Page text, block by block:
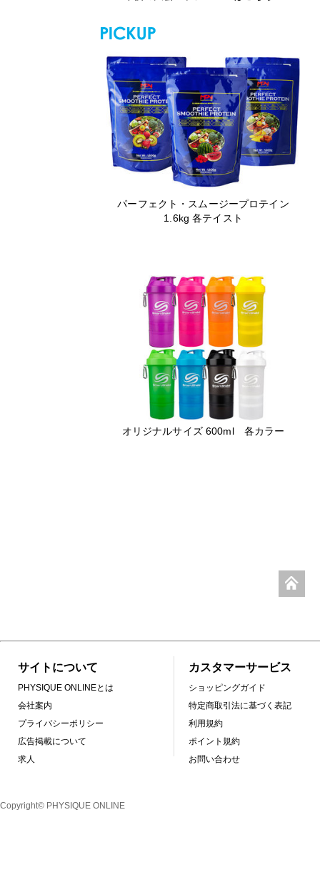
パーフェクト・スムージープロテイン
1.6kg 各テイスト
オリジナルサイズ 600ml 各カラー
サイトについて
PHYSIQUE ONLINEとは
会社案内
プライバシーポリシー
広告掲載について
求人
カスタマーサービス
ショッピングガイド
特定商取引法に基づく表記
利用規約
ポイント規約
お問い合わせ
Copyright© PHYSIQUE ONLINE